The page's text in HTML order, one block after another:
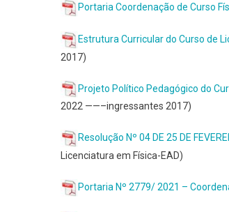
Portaria Coordenação de Curso
Estrutura Curricular do Curso de
2017)
Projeto Político Pedagógico do
2022 ——–ingressantes 2017)
Resolução Nº 04 DE 25 DE
Licenciatura em Física-EAD)
Portaria Nº 2779/ 2021 –